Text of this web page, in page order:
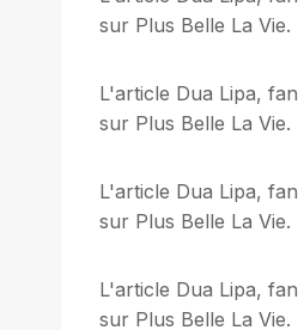
sur Plus Belle La Vie.
L'article Dua Lipa,
sur Plus Belle La Vie.
L'article Dua Lipa,
sur Plus Belle La Vie.
L'article Dua Lipa,
sur Plus Belle La Vie.